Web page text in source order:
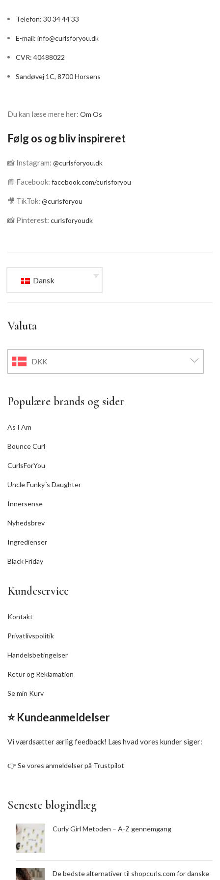
Telefon: 30 34 44 33
E-mail: info@curlsforyou.dk
CVR: 40488022
Sandøvej 1C, 8700 Horsens
Du kan læse mere her: Om Os
Følg os og bliv inspireret
📸 Instagram: @curlsforyou.dk
📘 Facebook: facebook.com/curlsforyou
🎥 TikTok: @curlsforyou
📸 Pinterest: curlsforyoudk
Dansk
Valuta
DKK
Populære brands og sider
As I Am
Bounce Curl
CurlsForYou
Uncle Funky´s Daughter
Innersense
Nyhedsbrev
Ingredienser
Black Friday
Kundeservice
Kontakt
Privatlivspolitik
Handelsbetingelser
Retur og Reklamation
Se min Kurv
⭐ Kundeanmeldelser
Vi værdsætter ærlig feedback! Læs hvad vores kunder siger:
👉Se vores anmeldelser på Trustpilot
Seneste blogindlæg
Curly Girl Metoden – A-Z gennemgang
De bedste alternativer til shopcurls.com for danske